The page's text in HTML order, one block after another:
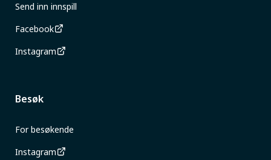
Send inn innspill
Facebook
Instagram
Besøk
For besøkende
Instagram